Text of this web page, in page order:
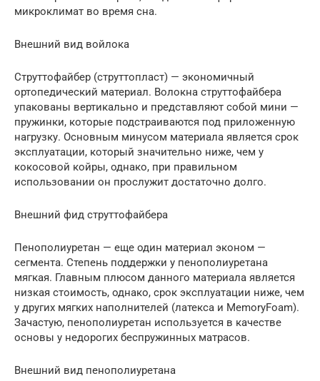
микроклимат во время сна.
Внешний вид войлока
Струттофайбер (струттопласт) — экономичный
ортопедический материал. Волокна струттофайбера
упакованы вертикально и представляют собой мини —
пружинки, которые подстраиваются под приложенную
нагрузку. Основным минусом материала является срок
эксплуатации, который значительно ниже, чем у
кокосовой койры, однако, при правильном
использовании он прослужит достаточно долго.
Внешний фид струттофайбера
Пенополиуретан — еще один материал эконом —
сегмента. Степень поддержки у пенополиуретана
мягкая. Главным плюсом данного материала является
низкая стоимость, однако, срок эксплуатации ниже, чем
у других мягких наполнителей (латекса и MemoryFoam).
Зачастую, пенополиуретан используется в качестве
основы у недорогих беспружинных матрасов.
Внешний вид пенополиуретана